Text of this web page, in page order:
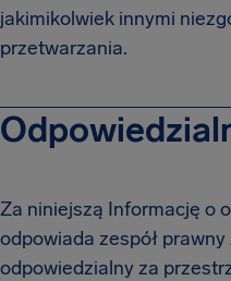
jakimikolwiek innymi
przetwarzania.
Za niniejszą Informację o
odpowiada zespół
odpowiedzialny za